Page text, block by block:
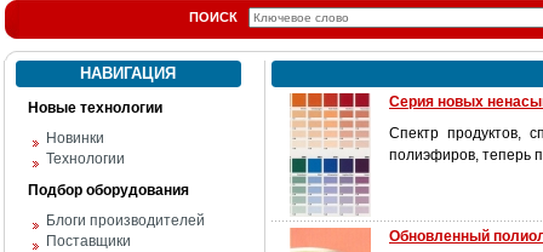
ПОИСК
НАВИГАЦИЯ
Новые технологии
Новинки
Технологии
Подбор оборудования
Блоги производителей
Поставщики
Серия новых
Спектр продуктов,
полиэфиров, теперь
Обновленный